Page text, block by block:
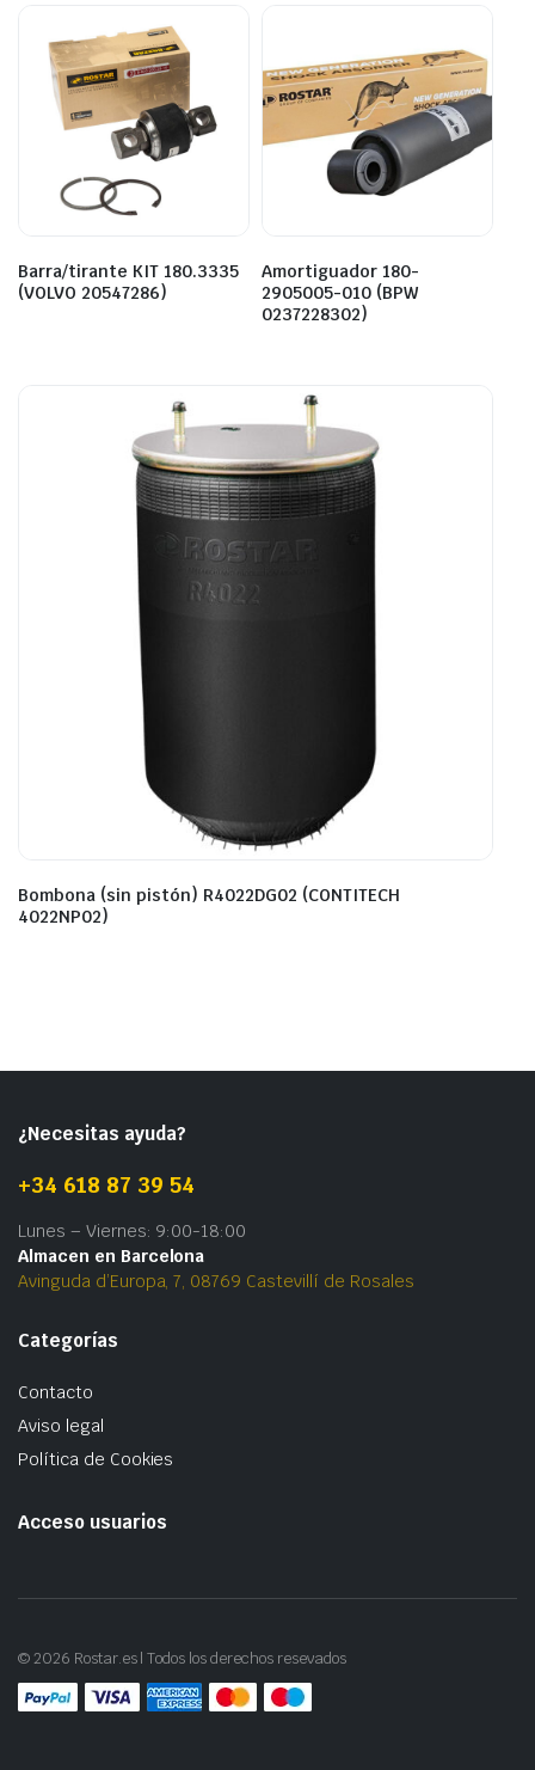
Barra/tirante KIT 180.3335
(VOLVO 20547286)
Amortiguador 180-
2905005-010 (BPW
0237228302)
Bombona (sin pistón) R4022DG02 (CONTITECH
4022NP02)
¿Necesitas ayuda?
+34 618 87 39 54
Lunes – Viernes: 9:00-18:00
Almacen en Barcelona
Avinguda d’Europa, 7, 08769 Castevillí de Rosales
Categorías
Contacto
Aviso legal
Política de Cookies
Acceso usuarios
© 2026 Rostar.es | Todos los derechos resevados